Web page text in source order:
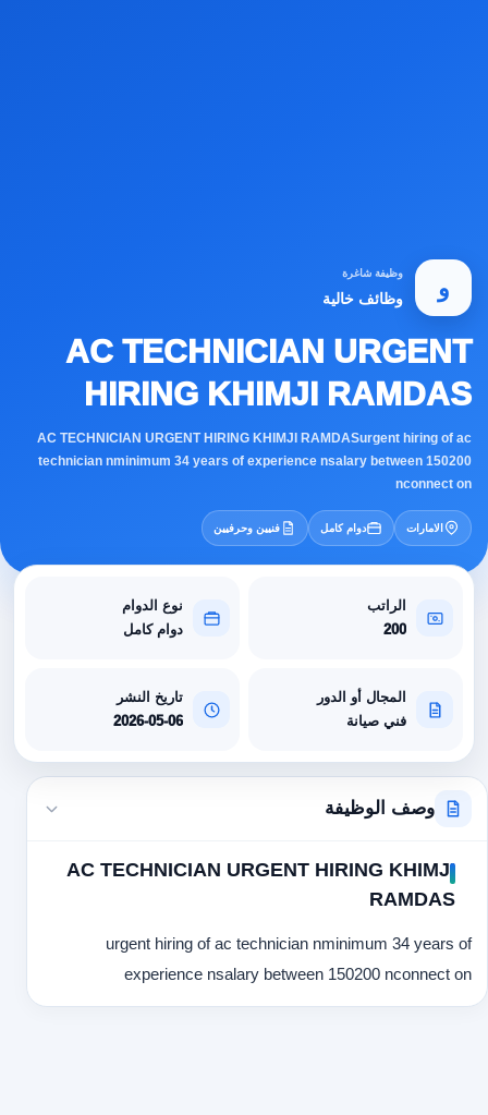
و
وظيفة شاغرة
وظائف خالية
AC TECHNICIAN URGENT
HIRING KHIMJI RAMDAS
AC TECHNICIAN URGENT HIRING KHIMJI RAMDASurgent hiring of ac
technician nminimum 34 years of experience nsalary between 150200
nconnect on
الامارات دوام كامل فنيين وحرفيين
الراتب
200
نوع الدوام
دوام كامل
المجال أو الدور
فني صيانة
تاريخ النشر
2026-05-06
وصف الوظيفة
AC TECHNICIAN URGENT HIRING KHIMJI
RAMDAS
urgent hiring of ac technician nminimum 34 years of
experience nsalary between 150200 nconnect on